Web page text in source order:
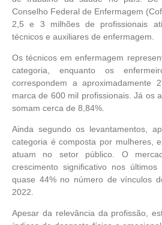
Conselho Federal de Enfermagem
2,5 e 3 milhões de profissionais
técnicos e auxiliares de enfermagem.
Os técnicos em enfermagem
categoria, enquanto os
correspondem a aproximadamente
marca de 600 mil profissionais. Já os
somam cerca de 8,84%.
Ainda segundo os levantamentos,
categoria é composta por mulheres,
atuam no setor público. O
crescimento significativo nos
quase 44% no número de vínculos
2022.
Apesar da relevância da profissão,